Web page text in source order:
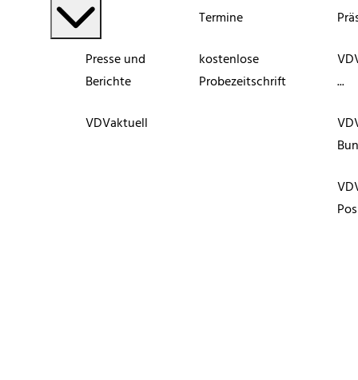
Presse und
Berichte
VDVaktuell
Termine
kostenlose
Probezeitschrift
...